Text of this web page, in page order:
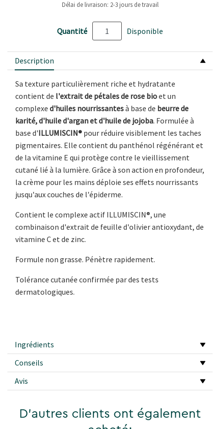
Délai de livraison: 2-3 jours de travail
Quantité Disponible
Description
Sa texture particulièrement riche et hydratante
contient de l'extrait de pétales de rose bioet un
complexe d'huiles nourrissantesà base de beurre de
karité, d'huile d'argan et d'huile de jojoba. Formulée à
base d'ILLUMISCIN® pour réduire visiblement les taches
pigmentaires. Elle contient du panthénol régénérant et
de la vitamine E qui protège contre le vieillissement
cutané lié à la lumière. Grâce à son action en profondeur,
la crème pour les mains déploie ses effets nourrissants
jusqu'aux couches de l'épiderme.
Contient le complexe actif ILLUMISCIN®, une
combinaison d'extrait de feuille d'olivier antioxydant, de
vitamine C et de zinc.
Formule non grasse. Pénètre rapidement.
Tolérance cutanée confirmée par des tests
dermatologiques.
Ingrédients
Conseils
Avis
D'autres clients ont également